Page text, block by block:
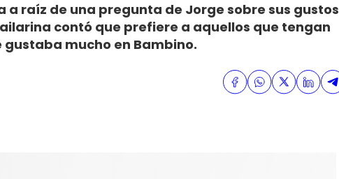
a raíz de una pregunta de Jorge sobre sus gustos
contó que prefiere a aquellos que tengan
mucho en Bambino.